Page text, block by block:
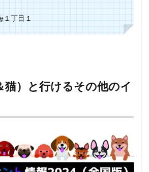
丁目１
猫）と行けるその他のイ